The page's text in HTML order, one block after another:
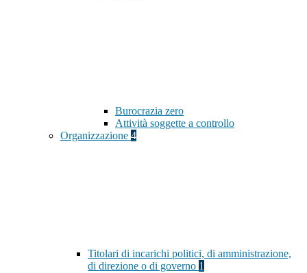
Burocrazia zero
Attività soggette a controllo
Organizzazione 4
Titolari di incarichi politici, di amministrazione,
di direzione o di governo 1